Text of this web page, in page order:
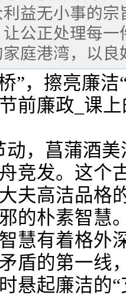
益无小事的
公正处理每
庭港湾，以
”，擦亮廉
前廉政_课
动，菖蒲酒
竞发。这个
夫高洁品格
的朴素智慧
慧有着格
盾的第一线
悬起廉洁的